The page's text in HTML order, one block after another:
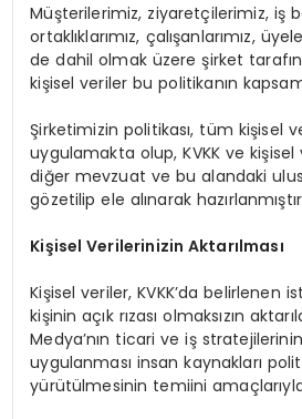
Müşterilerimiz, ziyaretçilerimiz, iş
ortaklıklarımız, çalışanlarımız,
de dahil olmak üzere şirket
kişisel veriler bu politikanın
Şirketimizin politikası, tüm kişisel
uygulamakta olup, KVKK ve
diğer mevzuat ve bu alandaki
gözetilip ele alınarak
Kişisel Verilerinizin Aktarılması
Kişisel veriler, KVKK’da belirlenen
kişinin açık rızası olmaksızın
Medya’nın ticari ve iş
uygulanması insan kaynakları
yürütülmesinin temiini